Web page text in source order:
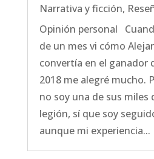
Narrativa y ficción,
Opinión personal
de un mes vi cómo
convertía en el ganador
2018 me alegré mucho.
no soy una de sus miles
legión, sí que soy
aunque mi experiencia...